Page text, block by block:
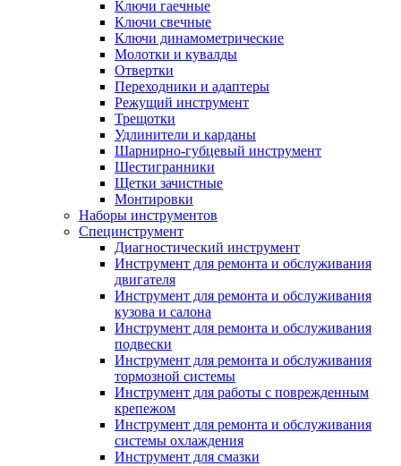
Ключи гаечные
Ключи свечные
Ключи динамометрические
Молотки и кувалды
Отвертки
Переходники и адаптеры
Режущий инструмент
Трещотки
Удлинители и карданы
Шарнирно-губцевый инструмент
Шестигранники
Щетки зачистные
Монтировки
Наборы инструментов
Специнструмент
Диагностический инструмент
Инструмент для ремонта и обслуживания
двигателя
Инструмент для ремонта и обслуживания
кузова и салона
Инструмент для ремонта и обслуживания
подвески
Инструмент для ремонта и обслуживания
тормозной системы
Инструмент для работы с поврежденным
крепежом
Инструмент для ремонта и обслуживания
системы охлаждения
Инструмент для смазки